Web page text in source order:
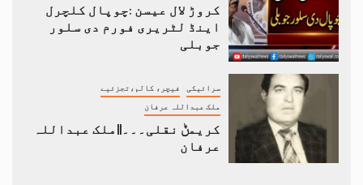
کروڑ لال عیسن :چوپال کلچرل
اینڈ لٹریری فورم دی سلور
جوبلی
سرائیکی فیچر، کالم،تجزئیے
ملک عبداللہ عرفان
کریمݨ نقلی۔۔۔||ملک عبداللہ
عرفان